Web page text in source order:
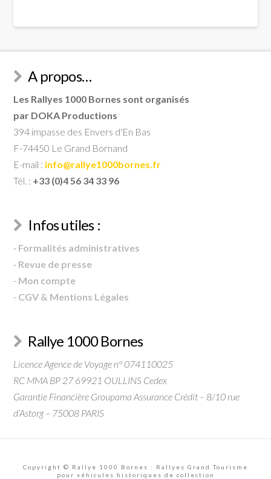
A propos…
Les Rallyes 1000 Bornes sont organisés
par DOKA Productions
394 impasse des Envers d'En Bas
F-74450 Le Grand Bornand
E-mail : info@rallye1000bornes.fr
Tél. : +33 (0)4 56 34 33 96
Infos utiles :
- Formalités administratives
- Revue de presse
- Mon compte
- CGV & Mentions Légales
Rallye 1000 Bornes
Licence Agence de Voyage n° 074110025
RC MMA BP 27 69921 OULLINS Cedex
Garantie Financière Groupama Assurance Crédit – 8/10 rue
d’Astorg – 75008 PARIS
Copyright © Rallye 1000 Bornes : Rallyes Grand Tourisme
pour véhicules historiques de collection